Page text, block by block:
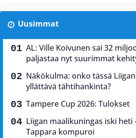
Uusimmat
AL: Ville Koivunen sai 32
paljastaa nyt suurimmat
Näkökulma: onko tässä
yllättävä tähtihankinta?
Tampere Cup 2026: Tulokset
Liigan maalikuningas iski heti
Tappara kompuroi